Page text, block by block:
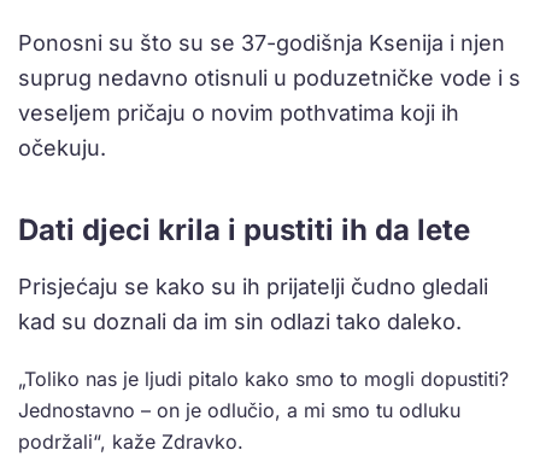
Ponosni su što su se 37-godišnja Ksenija i njen
suprug nedavno otisnuli u poduzetničke vode i s
veseljem pričaju o novim pothvatima koji ih
očekuju.
Dati djeci krila i pustiti ih da lete
Prisjećaju se kako su ih prijatelji čudno gledali
kad su doznali da im sin odlazi tako daleko.
„Toliko nas je ljudi pitalo kako smo to mogli dopustiti?
Jednostavno – on je odlučio, a mi smo tu odluku
podržali“, kaže Zdravko.